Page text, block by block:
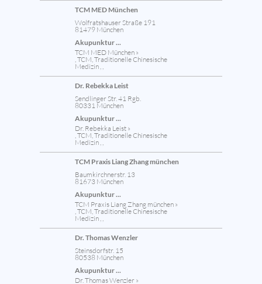
TCM MED München
Wolfratshauser Straße 191
81479 München
Akupunktur ...
TCM MED München »
, TCM, Traditionelle Chinesische
Medizin , ,
Dr. Rebekka Leist
Sendlinger Str. 41 Rgb.
80331 München
Akupunktur ...
Dr. Rebekka Leist »
, TCM, Traditionelle Chinesische
Medizin , ,
TCM Praxis Liang Zhang münchen
Baumkirchnerstr. 13
81673 München
Akupunktur ...
TCM Praxis Liang Zhang münchen »
, TCM, Traditionelle Chinesische
Medizin , ,
Dr. Thomas Wenzler
Steinsdorfstr. 15
80538 München
Akupunktur ...
Dr. Thomas Wenzler »